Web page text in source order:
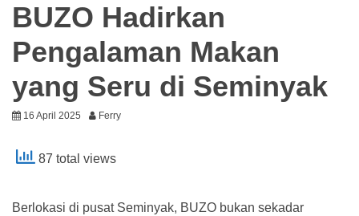
BUZO Hadirkan
Pengalaman Makan
yang Seru di Seminyak
16 April 2025 Ferry
87 total views
Berlokasi di pusat Seminyak, BUZO bukan sekadar